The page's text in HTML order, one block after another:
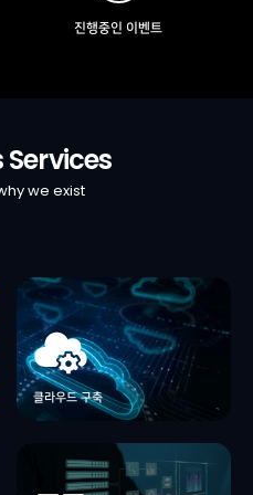
진행중인 이벤트
we exist
클라우드 구축
클라우드 구축
관리 방안으로 이어지는 통합적인 시각으로 다양한
산업군의 실 적용 사례와 기술 레퍼런스 경험을 통해
안정적인 클라우드 마이그레이션 구축을 지원합니다.